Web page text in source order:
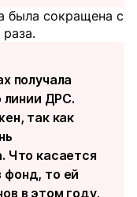
была сокращена с
получала
линии ДРС.
так как
Что касается
то ей
в этом году,